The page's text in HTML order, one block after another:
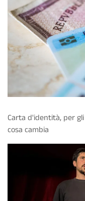
Carta d'identità, per
cosa cambia